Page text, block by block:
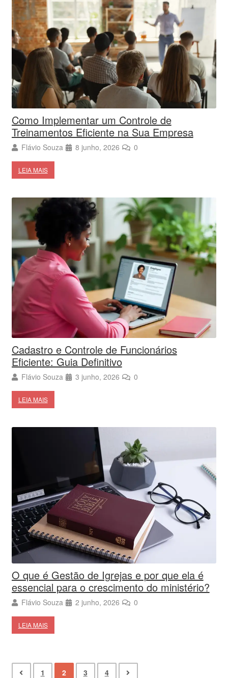
Como Implementar um Controle de
Treinamentos Eficiente na Sua Empresa
Flávio Souza 8 junho, 2026 0
LEIA MAIS
Cadastro e Controle de Funcionários
Eficiente: Guia Definitivo
Flávio Souza 3 junho, 2026 0
LEIA MAIS
O que é Gestão de Igrejas e por que ela é
essencial para o crescimento do ministério?
Flávio Souza 2 junho, 2026 0
LEIA MAIS
1 2 3 4